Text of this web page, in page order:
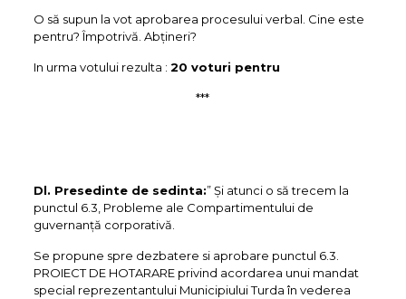
O să supun la vot aprobarea procesului verbal. Cine este
pentru? Împotrivă. Abțineri?
In urma votului rezulta : 20 voturi pentru
***
Dl. Presedinte de sedinta:” Și atunci o să trecem la
punctul 6.3, Probleme ale Compartimentului de
guvernanță corporativă.
Se propune spre dezbatere si aprobare punctul 6.3.
PROIECT DE HOTARARE privind acordarea unui mandat
special reprezentantului Municipiului Turda în vederea